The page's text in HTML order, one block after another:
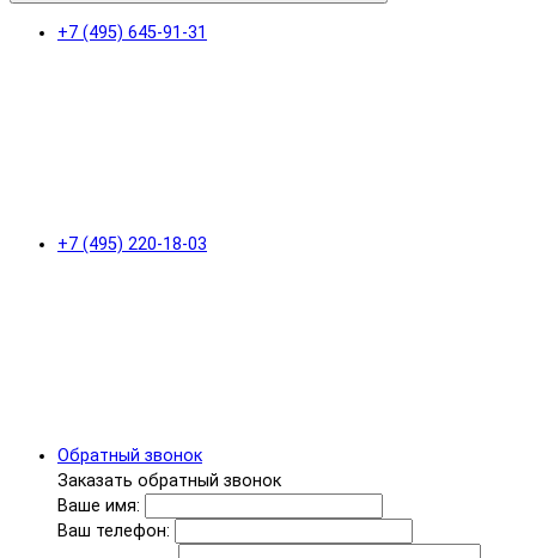
+7 (495) 645-91-31
+7 (495) 220-18-03
Обратный звонок
Заказать обратный звонок
Ваше имя:
Ваш телефон: